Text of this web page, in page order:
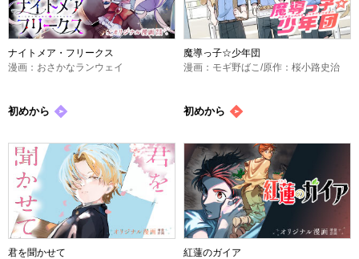
ナイトメア・フリークス
漫画：おさかなランウェイ
初めから
魔導っ子☆少年団
漫画：モギ野ばこ/原作：桜小路史治
初めから
君を聞かせて
紅蓮のガイア